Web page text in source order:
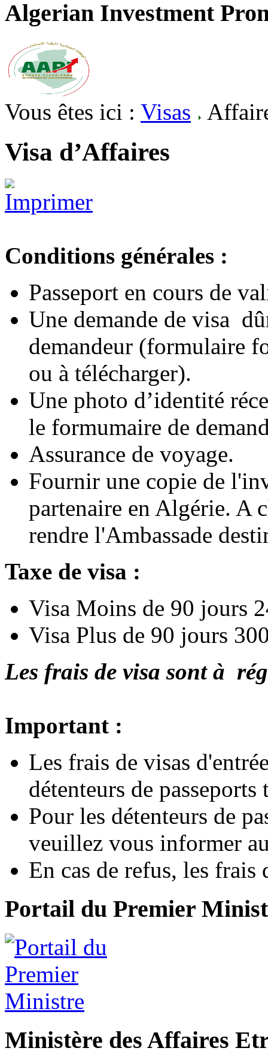
Algerian Investment
Vous êtes ici : Visas
Visa d’Affaires
Conditions générales :
Passeport en cours de
Une demande de visa
demandeur (formulaire
ou à télécharger).
Une photo d’identité
le formumaire de
Assurance de voyage.
Fournir une copie de
partenaire en Algérie. A
rendre l'Ambassade
Taxe de visa :
Visa Moins de 90 jours
Visa Plus de 90 jours
Les frais de visa sont à
Important :
Les frais de visas
détenteurs de passeports
Pour les détenteurs de
veuillez vous informer
En cas de refus, les frais
Portail du Premier
Ministère des Affaires